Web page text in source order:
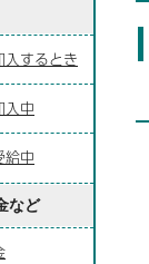
入するとき
入中
給中
など